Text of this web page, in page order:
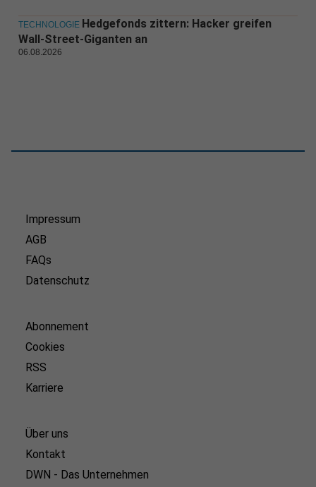
TECHNOLOGIE Hedgefonds zittern: Hacker greifen
Wall-Street-Giganten an
06.08.2026
Impressum
AGB
FAQs
Datenschutz
Abonnement
Cookies
RSS
Karriere
Über uns
Kontakt
DWN - Das Unternehmen